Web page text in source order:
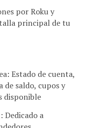
por Roku y
principal de tu
Estado de cuenta,
de saldo, cupos y
disponible
a